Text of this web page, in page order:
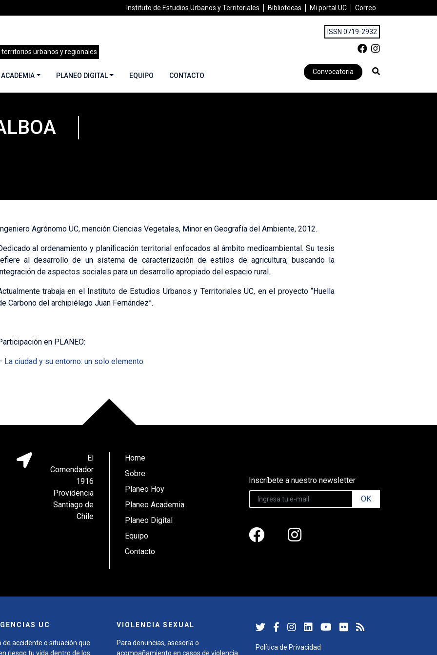
Instituto de Estudios Urbanos y Territoriales Bibliotecas Mi portal UC Correo
territorios urbanos y regionales
ISSN 0719-2932
PLANEO DIGITAL EQUIPO CONTACTO Convocatoria
Tapia Balboa
ngeniero Agrónomo UC, mención Ciencias Vegetales, Minor en Geografía del Ambiente, 2012.
al ordenamiento y planificación territorial enfocados al ámbito medioambiental. Su tesis
al desarrollo de un sistema de caracterización de estilos de agricultura, buscando la
de aspectos sociales para un desarrollo apropiado del espacio rural.
trabaja en el Instituto de Estudios Urbanos y Territoriales UC, en el proyecto “Huella
Carbono del archipiélago Juan Fernández”.
en PLANEO:
La ciudad y su entorno: un solo elemento
El
Comendador
1916
Providencia
Santiago de
Chile
Home
Sobre
Planeo Hoy
Planeo Academia
Planeo Digital
Equipo
Contacto
Inscríbete a nuestro newsletter
OK
UC
de accidente o situación que
riesgo tu vida dentro de los
VIOLENCIA SEXUAL
Para denuncias, asesoría o
acompañamiento en casos de violencia
Política de Privacidad